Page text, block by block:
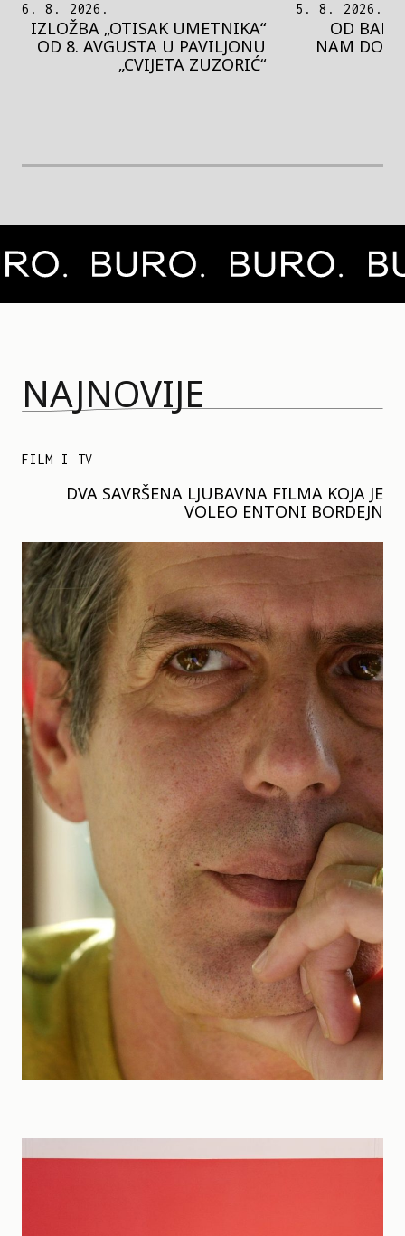
5. 8. 2026.
OD BAROKA DO REJVA: ŠTA
NAM DONOSI NOVI BUPBAP
FESTIVAL?
5. 8. 2026.
PEDJA
MOTIVE
NAJNOVIJE
FILM I TV
DVA SAVRŠENA LJUBAVNA FILMA KOJA JE
VOLEO ENTONI BORDEJN